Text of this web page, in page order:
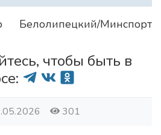
Минспорт
чтобы быть в
301